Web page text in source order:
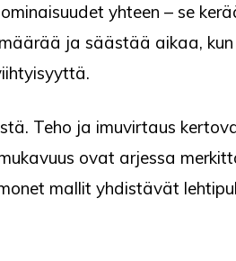
yhteen – se
ja säästää aikaa, kun
Teho ja imuvirtaus
ovat arjessa
mallit yhdistävät